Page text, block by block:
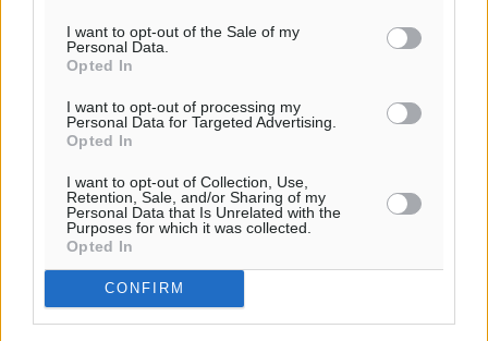
I want to opt-out of the Sale of my
Personal Data.
Opted In
I want to opt-out of processing my
Personal Data for Targeted Advertising.
Opted In
I want to opt-out of Collection, Use,
Retention, Sale, and/or Sharing of my
Personal Data that Is Unrelated with the
Purposes for which it was collected.
Opted In
CONFIRM
Γ.Σ. Διαγόρας: Στα «κυανέρυθρα» ο Janni Pembe